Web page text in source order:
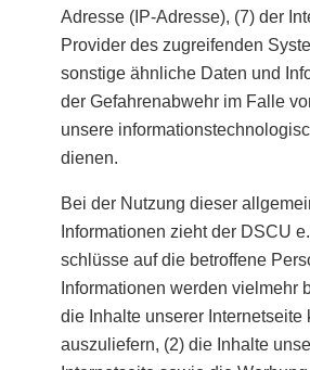
Adresse (IP-Adresse), (7) der
Provider des zugreifenden
sonstige ähnliche Daten und
der Gefahrenabwehr im Falle
unsere
dienen.
Bei der Nutzung dieser
Informationen zieht der DSCU
schlüsse auf die betroffene
Informationen werden vielmehr
die Inhalte unserer Internetseite
auszuliefern, (2) die Inhalte